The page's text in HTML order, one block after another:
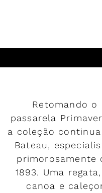
Retomando o
passarela
a coleção
Bateau,
primorosamente
1893. Uma
canoa e